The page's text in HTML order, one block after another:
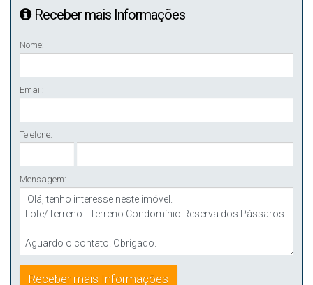
Receber mais Informações
Nome:
Email:
Telefone:
Mensagem: